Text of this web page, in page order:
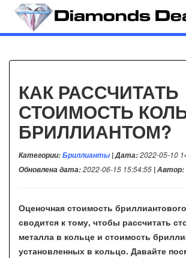
КАК РАССЧИТАТЬ
СТОИМОСТЬ
БРИЛЛИАНТОМ?
Категории:Бриллианты | Дата:2022-05-10
Обновлена дата:2022-06-15 15:54:55 | Автор:
Оценочная стоимость
сводится к тому, чтобы рассчитать
металла в кольце и стоимость
установленных в кольцо. Давайте